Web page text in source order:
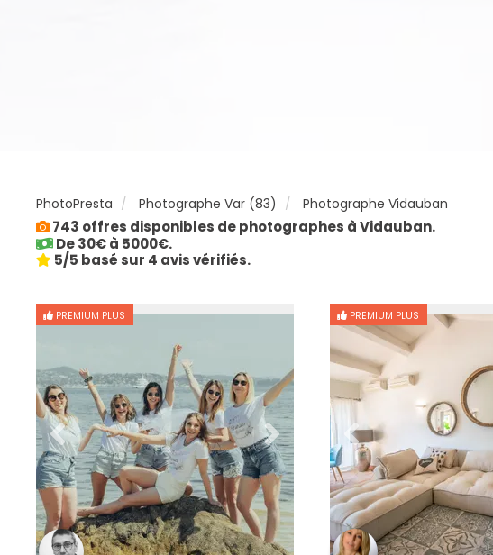
PhotoPresta Photographe Var (83) Photographe Vidauban
743 offres disponibles de photographes à Vidauban.
De 30€ à 5000€.
5/5 basé sur 4 avis vérifiés.
PREMIUM PLUS PREMIUM PLUS